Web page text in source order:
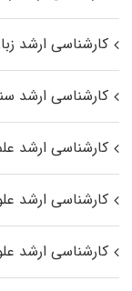
کارشناسی ارشد
کارشناسی ارشد
کارشناسی ارشد
کارشناسی ارشد
کارشناسی ارشد